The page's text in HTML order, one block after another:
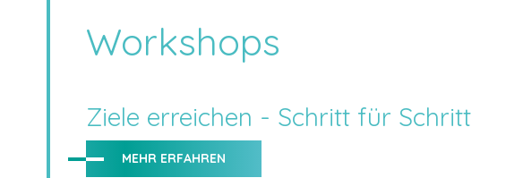
Workshops
Ziele erreichen - Schritt für Schritt
MEHR ERFAHREN